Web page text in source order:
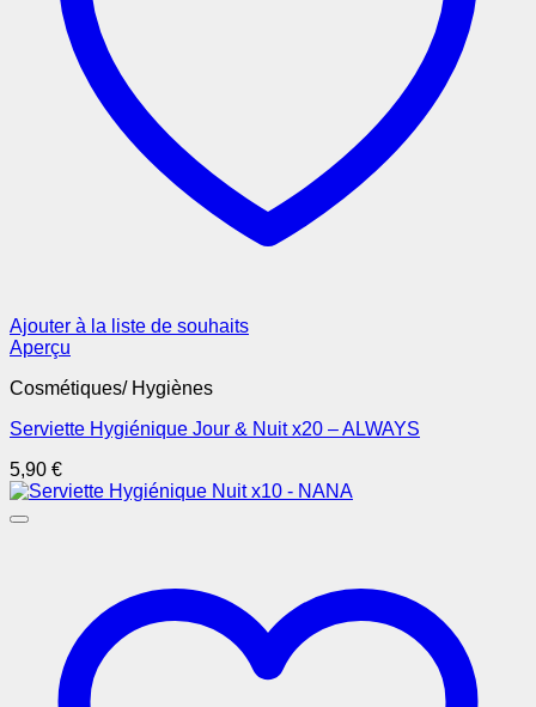
Ajouter à la liste de souhaits
Aperçu
Cosmétiques/ Hygiènes
Serviette Hygiénique Jour & Nuit x20 – ALWAYS
5,90 €